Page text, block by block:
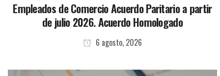
Empleados de Comercio Acuerdo Paritario a partir
de julio 2026. Acuerdo Homologado
6 agosto, 2026